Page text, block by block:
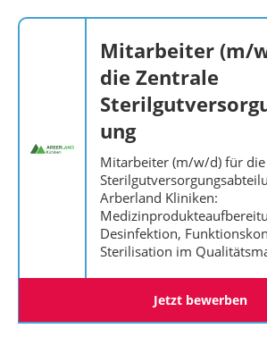
Mitarbeiter (m/
die Zentrale
ung
Mitarbeiter (m/w/d) für
Arberland Kliniken:
Desinfektion,
Sterilisation im
Jetzt bewerben